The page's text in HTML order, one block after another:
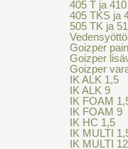
405 T ja
405 TKS ja
505 TK ja
Goizper
Goizper
Goizper
IK ALK 1,5
IK ALK 9
IK FOAM
IK FOAM 9
IK HC 1,5
IK MULTI
IK MULTI